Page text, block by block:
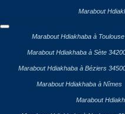
Marabout
Marabout Hdiakhaba à Toulouse
Marabout Hdiakhaba à Sète
Marabout Hdiakhaba à Béziers
Marabout Hdiakhaba à Nîmes
Marabout